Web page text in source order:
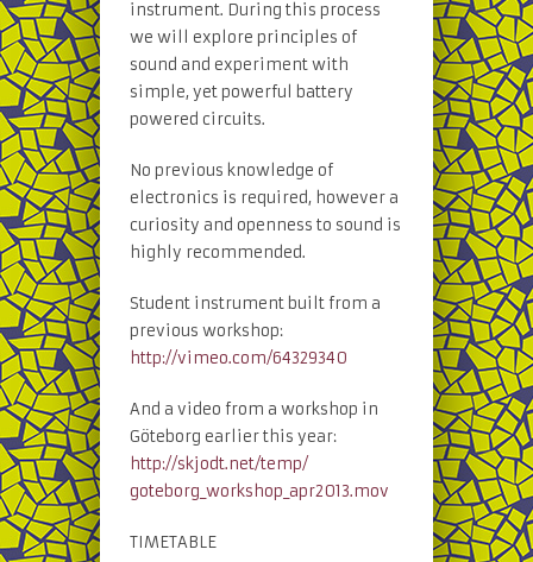
instrument. During this process
we will explore principles of
sound and experiment with
simple, yet powerful battery
powered circuits.
No previous knowledge of
electronics is required, however a
curiosity and openness to sound is
highly recommended.
Student instrument built from a
previous workshop:
http://vimeo.com/64329340
And a video from a workshop in
Göteborg earlier this year:
http://skjodt.net/temp/
goteborg_workshop_apr2013.mov
TIMETABLE